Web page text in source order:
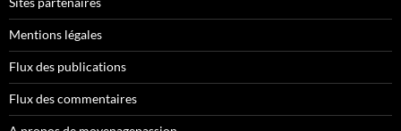
Mentions légales
Flux des publications
Flux des commentaires